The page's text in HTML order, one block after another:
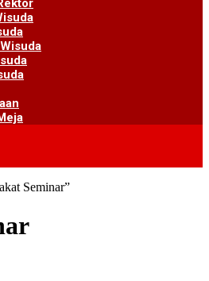
Seminar”